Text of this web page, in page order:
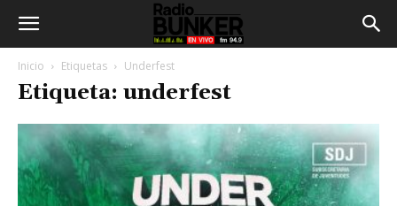
Inicio Etiquetas Underfest
Etiqueta: underfest